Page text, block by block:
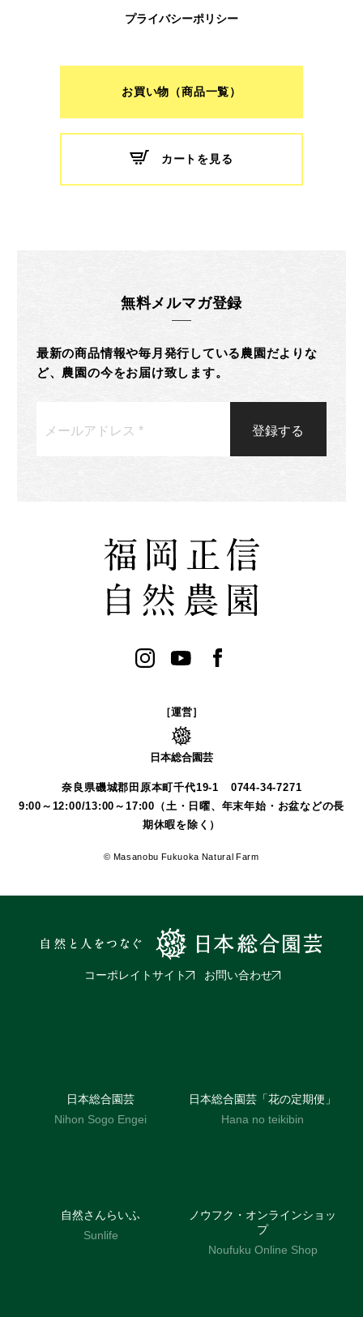
プライバシーポリシー
お買い物（商品一覧）
カートを見る
無料メルマガ登録
最新の商品情報や毎月発行している農園だよりな
ど、農園の今をお届け致します。
［運営］
日本総合園芸
奈良県磯城郡田原本町千代19-1
0744-34-7271
9:00～12:00/13:00～17:00（土・日曜、年末年始・お盆などの長
期休暇を除く）
© Masanobu Fukuoka Natural Farm
コーポレイトサイト お問い合わせ
日本総合園芸
Nihon Sogo Engei
日本総合園芸「花の定期便」
Hana no teikibin
自然さんらいふ
Sunlife
ノウフク・オンラインショッ
プ
Noufuku Online Shop